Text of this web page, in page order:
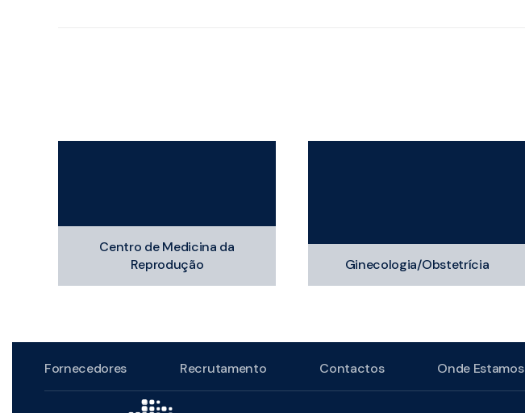
Centro de Medicina da
Reprodução
Ginecologia/Obstetrícia
Fornecedores Recrutamento Contactos Onde Estamos